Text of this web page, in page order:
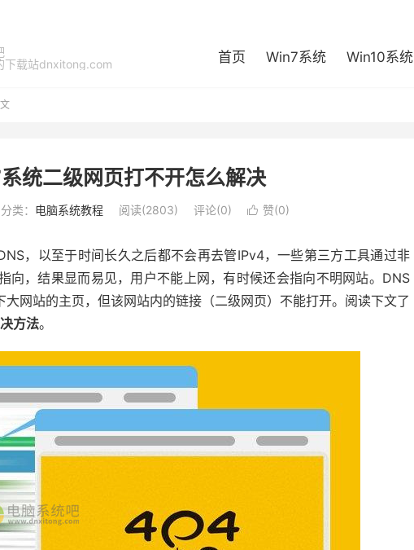
下载站dnxitong.com
首页 Win7系统 Win10系统
统二级网页打不开怎么解决
分类： 电脑系统教程 阅读(2803) 评论(0)  赞(0)
，以至于时间长久之后都不会再去管IPv4，一些第三方工具通过非
向，结果显而易见，用户不能上网，有时候还会指向不明网站。DNS
大网站的主页，但该网站内的链接（二级网页）不能打开。阅读下文了
方法。